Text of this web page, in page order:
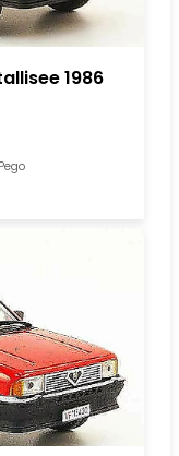
1986
Pego